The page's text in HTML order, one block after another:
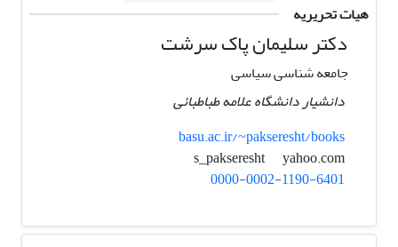
هیات تحریریه
دکتر سلیمان پاک سرشت
جامعه شناسی سیاسی
دانشیار دانشگاه علامه طباطبائی
basu.ac.ir/~pakseresht/books
yahoo.com
0000-0002-1190-6401